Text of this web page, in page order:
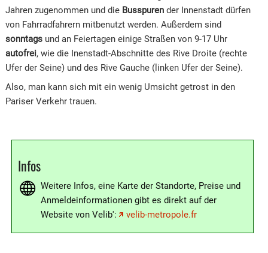
Jahren zugenommen und die Busspurender Innenstadt dürfen
von Fahrradfahrern mitbenutzt werden. Außerdem sind
sonntagsund an Feiertagen einige Straßen von 9-17 Uhr
autofrei, wie die Inenstadt-Abschnitte des Rive Droite (rechte
Ufer der Seine) und des Rive Gauche (linken Ufer der Seine).
Also, man kann sich mit ein wenig Umsicht getrost in den
Pariser Verkehr trauen.
Infos
Weitere Infos, eine Karte der Standorte, Preise und
Anmeldeinformationen gibt es direkt auf der
Website von Velib':
velib-metropole.fr